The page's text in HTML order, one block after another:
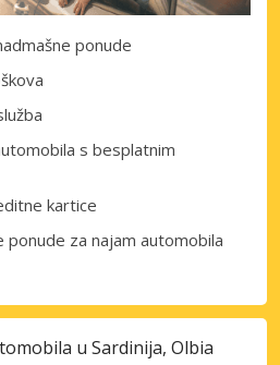
ponude
s besplatnim
kartice
za najam automobila
u Sardinija, Olbia